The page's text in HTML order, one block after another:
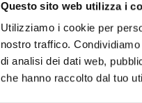
Questo sito web utilizza i
Utilizziamo i cookie per
nostro traffico.
di analisi dei dati web,
che hanno raccolto dal tuo